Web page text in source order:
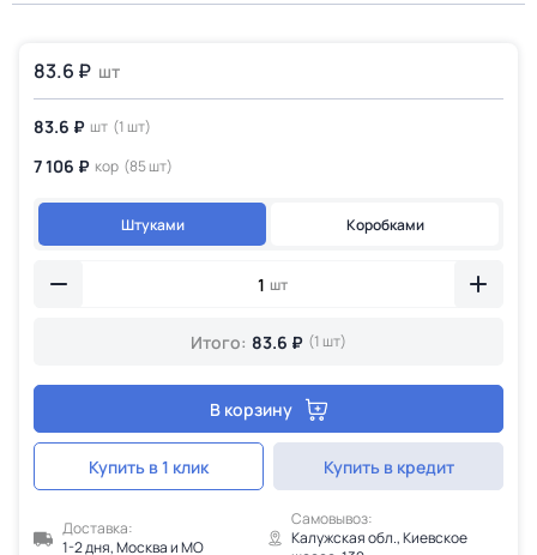
83.6 ₽ шт
83.6 ₽ шт (1 шт)
7 106 ₽ кор (85 шт)
Штуками Коробками
шт
Итого: 83.6 ₽ (1 шт)
В корзину
Купить в 1 клик Купить в кредит
Доставка:
1-2 дня, Москва и МО
Самовывоз:
Калужская обл., Киевское